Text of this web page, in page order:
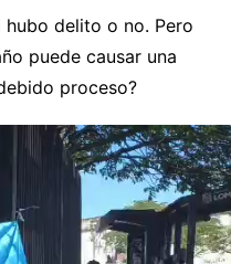
delito o no. Pero
puede causar una
proceso?